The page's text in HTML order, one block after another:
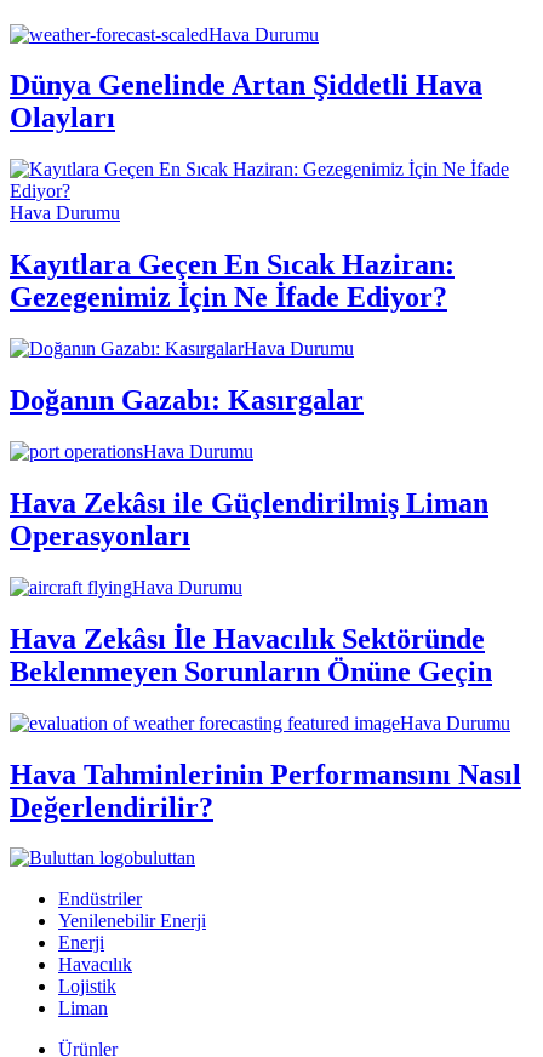
Hava Durumu
Dünya Genelinde Artan Şiddetli Hava
Olayları
Hava Durumu
Kayıtlara Geçen En Sıcak Haziran:
Gezegenimiz İçin Ne İfade Ediyor?
Hava Durumu
Doğanın Gazabı: Kasırgalar
Hava Durumu
Hava Zekâsı ile Güçlendirilmiş Liman
Operasyonları
Hava Durumu
Hava Zekâsı İle Havacılık Sektöründe
Beklenmeyen Sorunların Önüne Geçin
Hava Durumu
Hava Tahminlerinin Performansını Nasıl
Değerlendirilir?
buluttan
Endüstriler
Yenilenebilir Enerji
Enerji
Havacılık
Lojistik
Liman
Ürünler